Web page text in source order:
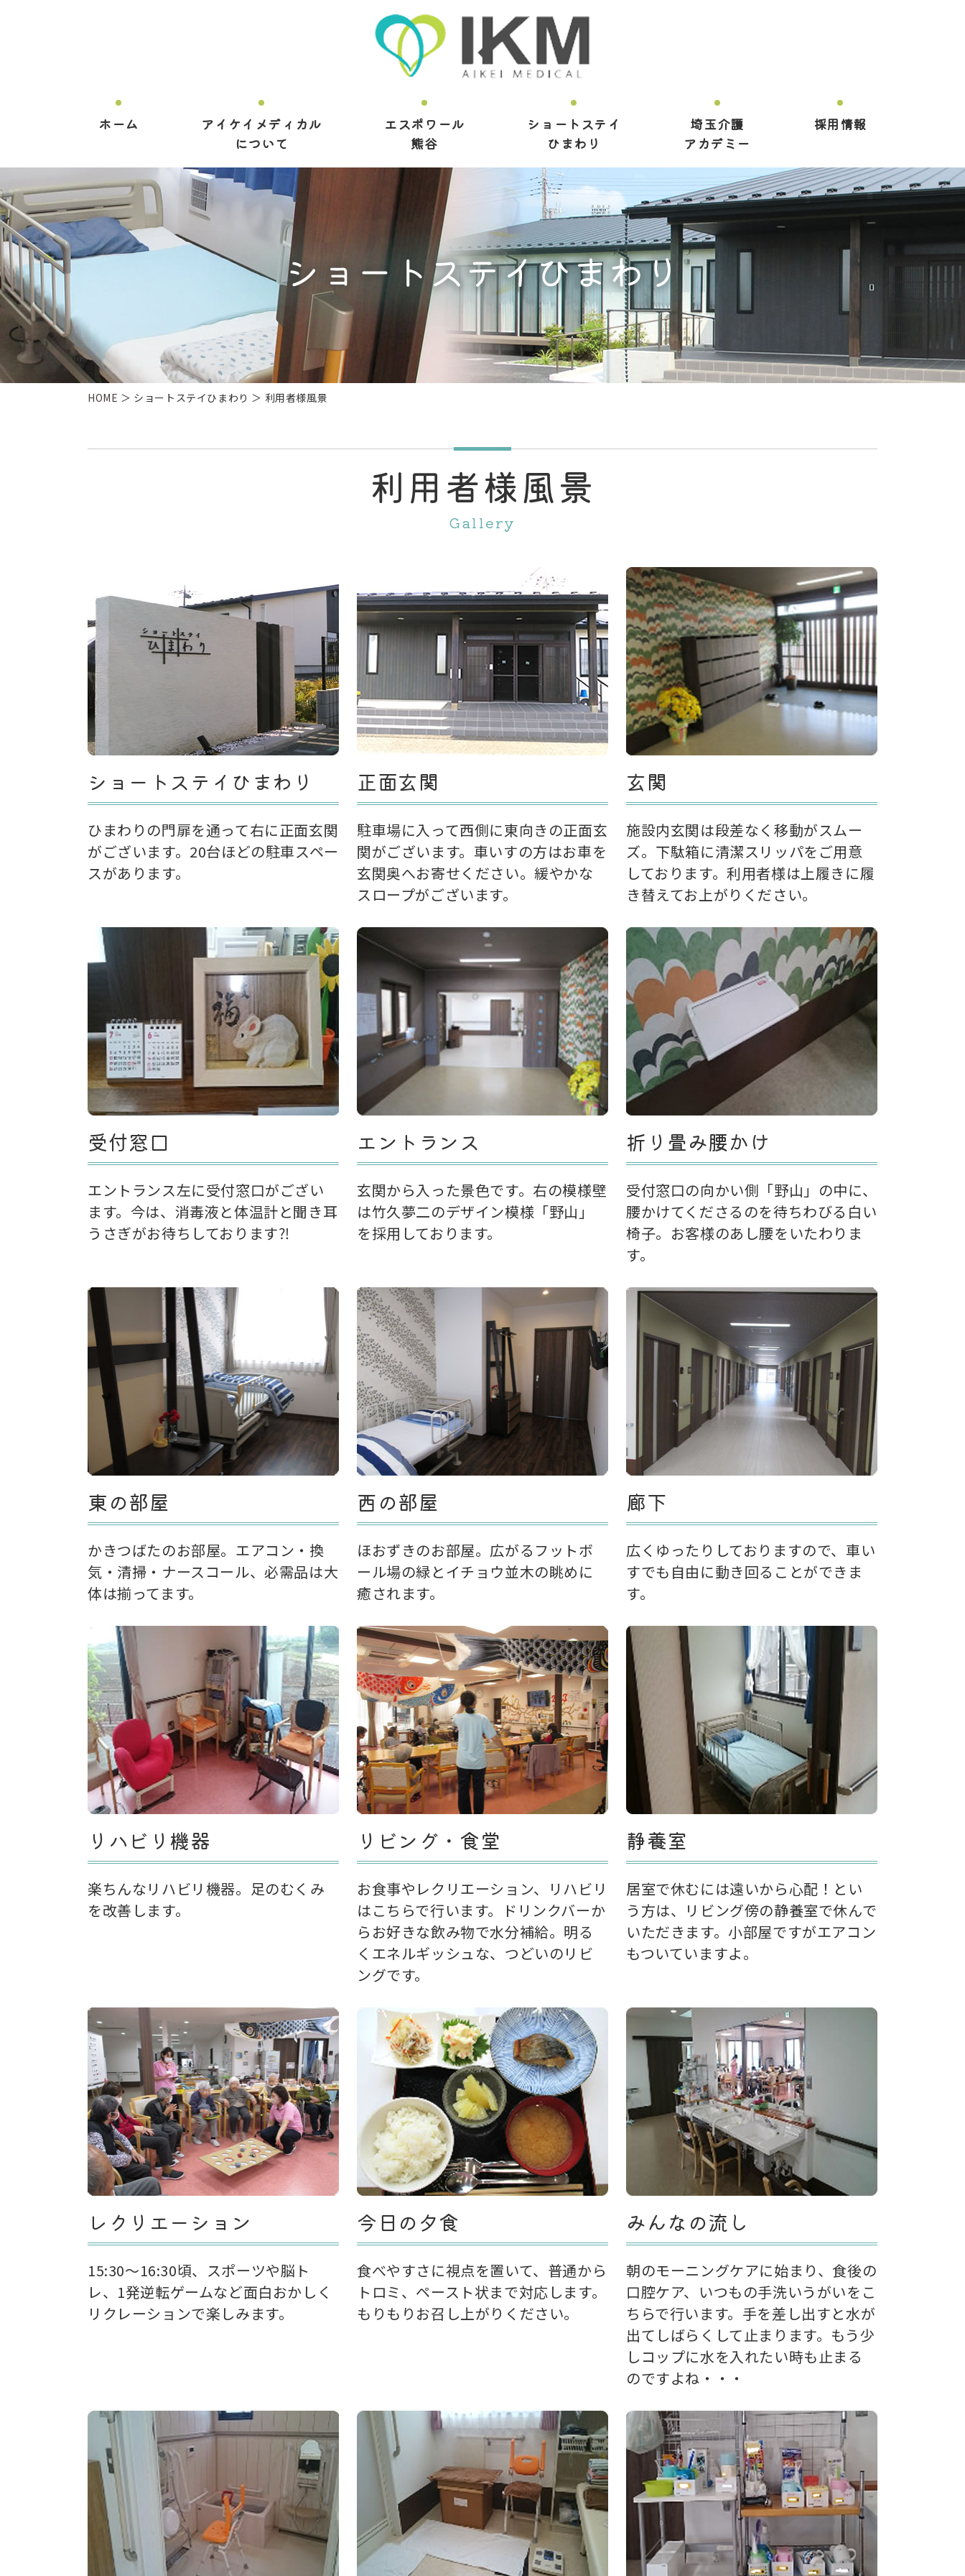
ホーム
アイケイメディカル
について
エスポワール
熊谷
ショートステイ
ひまわり
埼玉介護
アカデミー
採用情報
HOME ＞ ショートステイひまわり ＞ 利用者様風景
利用者様風景
Gallery
ショートステイひまわり
ひまわりの門扉を通って右に正面玄関
がございます。20台ほどの駐車スペー
スがあります。
正面玄関
駐車場に入って西側に東向きの正面玄
関がございます。車いすの方はお車を
玄関奥へお寄せください。緩やかな
スロープがございます。
玄関
施設内玄関は段差なく移動がスムー
ズ。下駄箱に清潔スリッパをご用意
しております。利用者様は上履きに履
き替えてお上がりください。
受付窓口
エントランス左に受付窓口がござい
ます。今は、消毒液と体温計と聞き耳
うさぎがお待ちしております⁈
エントランス
玄関から入った景色です。右の模様壁
は竹久夢二のデザイン模様「野山」
を採用しております。
折り畳み腰かけ
受付窓口の向かい側「野山」の中に、
腰かけてくださるのを待ちわびる白い
椅子。お客様のあし腰をいたわりま
す。
東の部屋
かきつばたのお部屋。エアコン・換
気・清掃・ナースコール、必需品は大
体は揃ってます。
西の部屋
ほおずきのお部屋。広がるフットボ
ール場の緑とイチョウ並木の眺めに
癒されます。
廊下
広くゆったりしておりますので、車い
すでも自由に動き回ることができま
す。
リハビリ機器
楽ちんなリハビリ機器。足のむくみ
を改善します。
リビング・食堂
お食事やレクリエーション、リハビリ
はこちらで行います。ドリンクバーか
らお好きな飲み物で水分補給。明る
くエネルギッシュな、つどいのリビ
ングです。
静養室
居室で休むには遠いから心配！とい
う方は、リビング傍の静養室で休んで
いただきます。小部屋ですがエアコン
もついていますよ。
レクリエーション
15:30～16:30頃、スポーツや脳ト
レ、1発逆転ゲームなど面白おかしく
リクレーションで楽しみます。
今日の夕食
食べやすさに視点を置いて、普通から
トロミ、ペースト状まで対応します。
もりもりお召し上がりください。
みんなの流し
朝のモーニングケアに始まり、食後の
口腔ケア、いつもの手洗いうがいをこ
ちらで行います。手を差し出すと水が
出てしばらくして止まります。もう少
しコップに水を入れたい時も止まる
のですよね・・・